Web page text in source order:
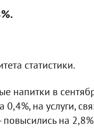
статистики.
напитки в
на услуги,
на